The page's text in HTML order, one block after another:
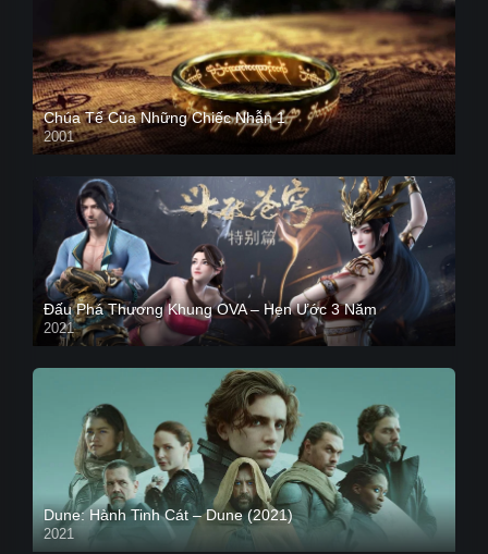
Chúa Tể Của Những Chiếc Nhẫn 1
2001
Đấu Phá Thương Khung OVA – Hẹn Ước 3 Năm
2021
Dune: Hành Tinh Cát – Dune (2021)
2021
HD VIETSUB